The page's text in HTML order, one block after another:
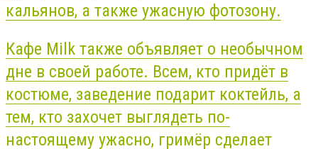
кальянов, а также ужасную фотозону.
Кафе Milk также объявляет о необычном
дне в своей работе. Всем, кто придёт в
костюме, заведение подарит коктейль, а
тем, кто захочет выглядеть по-
настоящему ужасно, гримёр сделает